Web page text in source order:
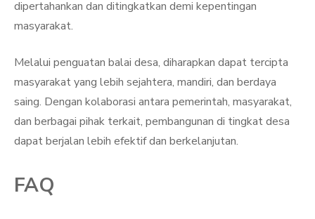
dipertahankan dan ditingkatkan demi kepentingan
masyarakat.
Melalui penguatan balai desa, diharapkan dapat tercipta
masyarakat yang lebih sejahtera, mandiri, dan berdaya
saing. Dengan kolaborasi antara pemerintah, masyarakat,
dan berbagai pihak terkait, pembangunan di tingkat desa
dapat berjalan lebih efektif dan berkelanjutan.
FAQ